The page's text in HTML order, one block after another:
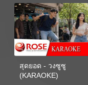
สุดยอด - วงซูซู
(KARAOKE)